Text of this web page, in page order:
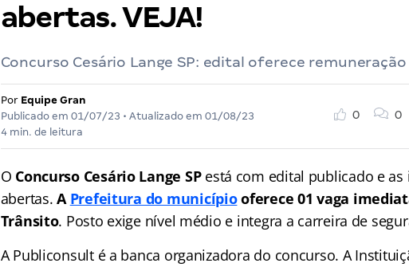
abertas. VEJA!
Concurso Cesário Lange SP: edital oferece
Por Equipe Gran
Publicado em 01/07/23 • Atualizado em 01/08/23
4 min. de leitura
0 0
O Concurso Cesário Lange SPestá com edital publicado e as
abertas.A Prefeitura do municípiooferece 01 vaga
Trânsito. Posto exige nível médio e integra a carreira de
A Publiconsult é a banca organizadora do concurso. A